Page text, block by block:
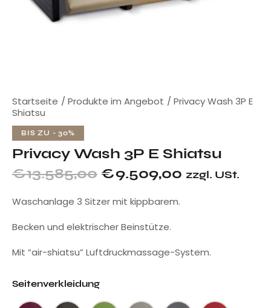
Startseite Produkte im Angebot
Privacy Wash 3P E
Shiatsu
BIS ZU - 30%
Privacy Wash 3P E Shiatsu
€13.585,00 €9.509,00 zzgl. USt.
Waschanlage 3 Sitzer mit kippbarem.
Becken und elektrischer Beinstütze.
Mit “air-shiatsu” Luftdruckmassage-System.
Seitenverkleidung